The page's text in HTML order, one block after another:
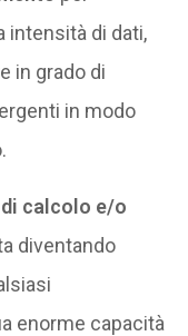
intensità di dati,
in grado di
in modo
calcolo e/o
diventando
enorme capacità